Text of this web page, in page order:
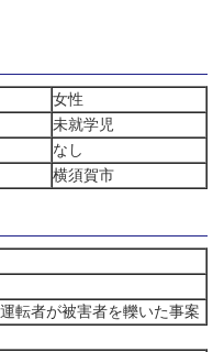
女性
未就学児
なし
横須賀市
転者が被害者を轢いた事案